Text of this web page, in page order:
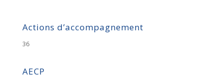
Actions d’accompagnement
36
AECP